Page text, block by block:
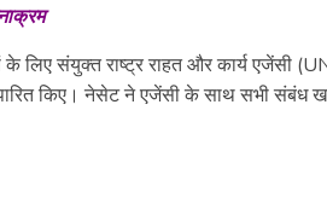
लिए संयुक्त राष्ट्र राहत और कार्य एजेंसी
किए। नेसेट ने एजेंसी के साथ सभी